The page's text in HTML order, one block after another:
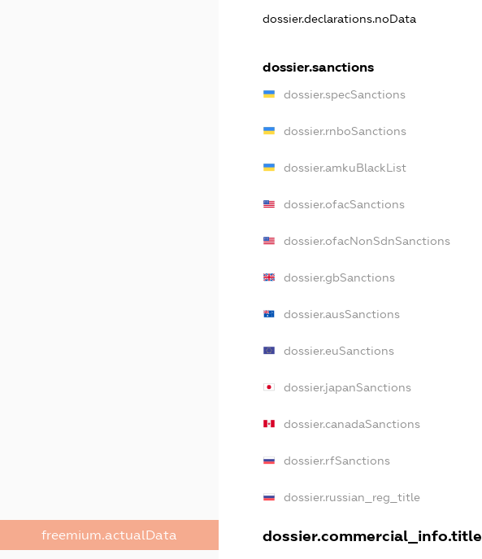
freemium.actualData
dossier.declarations.noData
dossier.sanctions
dossier.specSanctions
dossier.rnboSanctions
dossier.amkuBlackList
dossier.ofacSanctions
dossier.ofacNonSdnSanctions
dossier.gbSanctions
dossier.ausSanctions
dossier.euSanctions
dossier.japanSanctions
dossier.canadaSanctions
dossier.rfSanctions
dossier.russian_reg_title
dossier.commercial_info.title